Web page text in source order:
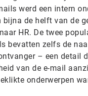
werd een intern
bijna de helft van de
HR. De twee
bevatten zelfs de
– een detail
van de e-mail
onderwerpen